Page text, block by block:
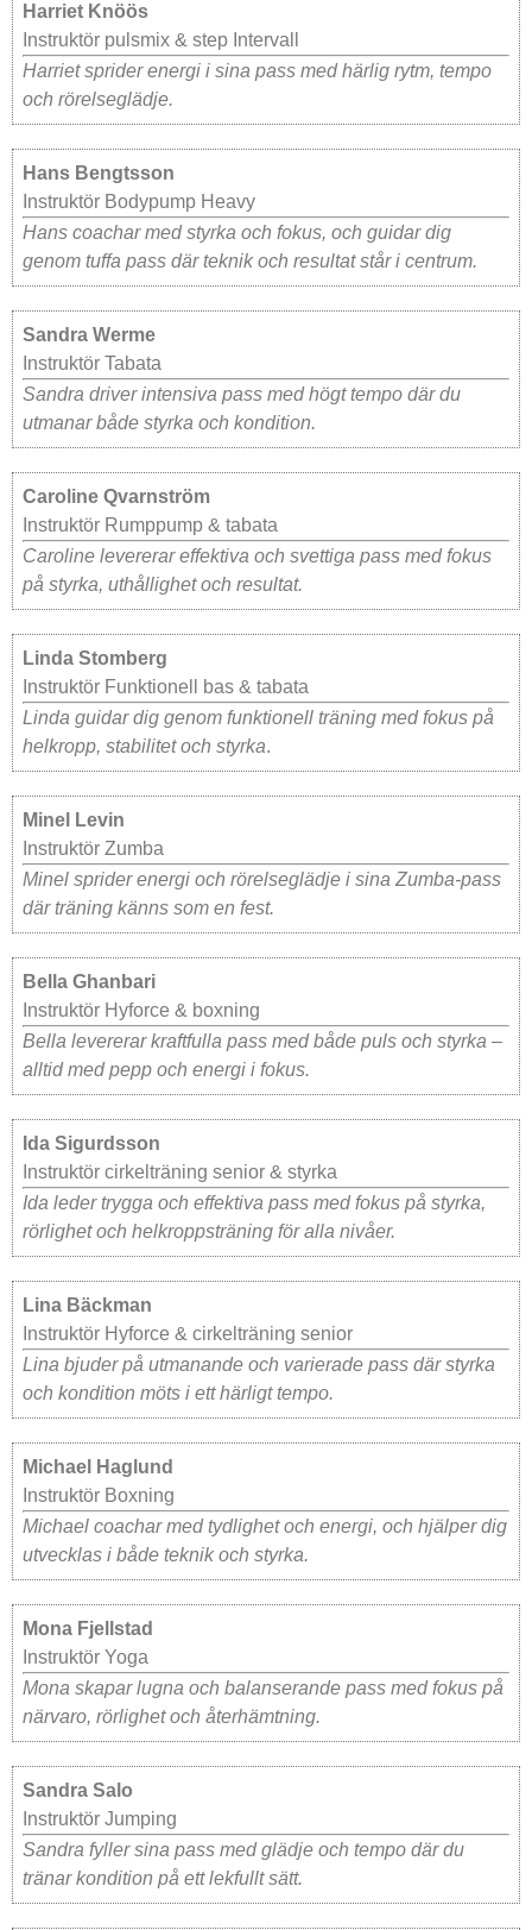
Harriet Knöös
Instruktör pulsmix & step Intervall
Harriet sprider energi i sina pass med härlig rytm, tempo
och rörelseglädje.
Hans Bengtsson
Instruktör Bodypump Heavy
Hans coachar med styrka och fokus, och guidar dig
genom tuffa pass där teknik och resultat står i centrum.
Sandra Werme
Instruktör Tabata
Sandra driver intensiva pass med högt tempo där du
utmanar både styrka och kondition.
Caroline Qvarnström
Instruktör Rumppump & tabata
Caroline levererar effektiva och svettiga pass med fokus
på styrka, uthållighet och resultat.
Linda Stomberg
Instruktör Funktionell bas & tabata
Linda guidar dig genom funktionell träning med fokus på
helkropp, stabilitet och styrka.
Minel Levin
Instruktör Zumba
Minel sprider energi och rörelseglädje i sina Zumba-pass
där träning känns som en fest.
Bella Ghanbari
Instruktör Hyforce & boxning
Bella levererar kraftfulla pass med både puls och styrka –
alltid med pepp och energi i fokus.
Ida Sigurdsson
Instruktör cirkelträning senior & styrka
Ida leder trygga och effektiva pass med fokus på styrka,
rörlighet och helkroppsträning för alla nivåer.
Lina Bäckman
Instruktör Hyforce & cirkelträning senior
Lina bjuder på utmanande och varierade pass där styrka
och kondition möts i ett härligt tempo.
Michael Haglund
Instruktör Boxning
Michael coachar med tydlighet och energi, och hjälper dig
utvecklas i både teknik och styrka.
Mona Fjellstad
Instruktör Yoga
Mona skapar lugna och balanserande pass med fokus på
närvaro, rörlighet och återhämtning.
Sandra Salo
Instruktör Jumping
Sandra fyller sina pass med glädje och tempo där du
tränar kondition på ett lekfullt sätt.